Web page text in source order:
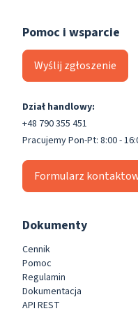
Pomoc i wsparcie
Wyślij zgłoszenie
Dział handlowy:
+48 790 355 451
Pracujemy Pon-Pt: 8:00 -
Formularz
Dokumenty
Cennik
Pomoc
Regulamin
Dokumentacja
API REST